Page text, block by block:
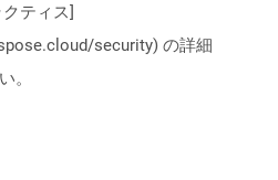
ティス]
security) の詳細
。